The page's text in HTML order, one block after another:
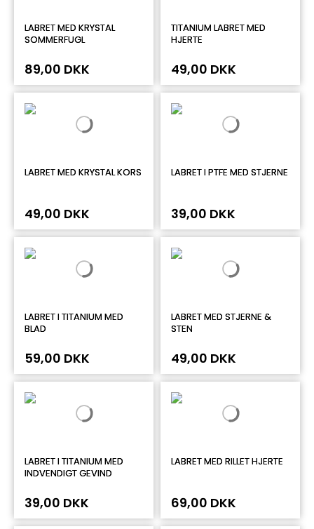
LABRET MED KRYSTAL
SOMMERFUGL
89,00 DKK
TITANIUM LABRET MED
HJERTE
49,00 DKK
LABRET MED KRYSTAL KORS
49,00 DKK
LABRET I PTFE MED STJERNE
39,00 DKK
LABRET I TITANIUM MED
BLAD
59,00 DKK
LABRET MED STJERNE &
STEN
49,00 DKK
LABRET I TITANIUM MED
INDVENDIGT GEVIND
39,00 DKK
LABRET MED RILLET HJERTE
69,00 DKK